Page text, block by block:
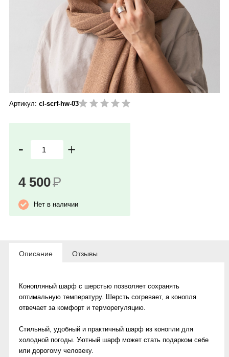
Артикул: cl-scrf-hw-03
- +
4 500Р
Нет в наличии
Описание Отзывы
Конопляный шарф с шерстью позволяет сохранять
оптимальную температуру. Шерсть согревает, а конопля
отвечает за комфорт и терморегуляцию.
Стильный, удобный и практичный шарф из конопли для
холодной погоды. Уютный шарф может стать подарком себе
или дорогому человеку.